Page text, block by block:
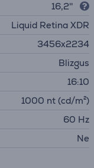
16,2''
Liquid Retina XDR
3456x2234
Blizgus
16:10
1000 nt (cd/m²)
60 Hz
Ne